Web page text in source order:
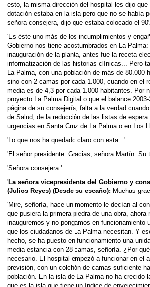
esto, la misma dirección del hospital les dijo que
dotación estaba en la isla pero que no se había
señora consejera, dijo que estaba colocado el
'Es éste uno más de los incumplimientos y
Gobierno nos tiene acos­tumbrados en La Palma:
inauguración de la planta, antes fue la receta
informatización de las historias clínicas... Pero
La Palma, con una población de más de 80.000
sino con 2 camas por cada 1.000, cuando en el
media es de 4,3 por cada 1.000 habitantes. Por
proyecto La Palma Digital o que el balance
página de su consejería, falta a la verdad
de Salud, de la reducción de las listas de
urgencias en Santa Cruz de La Palma o en Los
'Lo que nos ha quedado claro con esta...'
'El señor presidente: Gracias, señora Martín. Su
'Señora consejera.'
'La señora vicepresidenta del Gobierno y
(Julios Reyes) (Desde su escaño): Muchas
'Mire, señoría, hace un momento le decían al
que pusiera la primera piedra de una obra, ahora
inauguremos y no pongamos en funcionamiento
que los ciudadanos de La Palma necesitan. Y
hecho, se ha puesto en funcionamiento una
media estancia con 28 camas, señoría. ¿Por
necesario. El hospital empezó a funcionar en el
previsión, con un colchón de camas suficiente
población. En la isla de La Palma no ha crecido
que es la isla que tiene un índice de